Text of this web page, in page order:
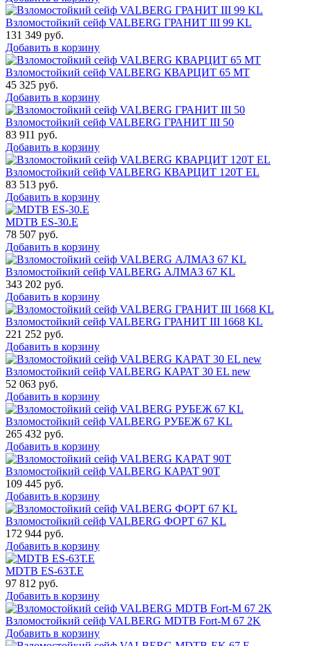
Взломостойкий сейф VALBERG ГРАНИТ III 99 KL
131 349 руб.
Добавить в корзину
Взломостойкий сейф VALBERG КВАРЦИТ 65 МТ
45 325 руб.
Добавить в корзину
Взломостойкий сейф VALBERG ГРАНИТ III 50
83 911 руб.
Добавить в корзину
Взломостойкий сейф VALBERG КВАРЦИТ 120Т EL
83 513 руб.
Добавить в корзину
MDTB ES-30.Е
78 507 руб.
Добавить в корзину
Взломостойкий сейф VALBERG АЛМАЗ 67 KL
343 202 руб.
Добавить в корзину
Взломостойкий сейф VALBERG ГРАНИТ III 1668 KL
221 252 руб.
Добавить в корзину
Взломостойкий сейф VALBERG КАРАТ 30 EL new
52 063 руб.
Добавить в корзину
Взломостойкий сейф VALBERG РУБЕЖ 67 KL
265 432 руб.
Добавить в корзину
Взломостойкий сейф VALBERG КАРАТ 90T
109 445 руб.
Добавить в корзину
Взломостойкий сейф VALBERG ФОРТ 67 KL
172 944 руб.
Добавить в корзину
MDTB ES-63Т.Е
97 812 руб.
Добавить в корзину
Взломостойкий сейф VALBERG MDTB Fort-M 67 2K
Добавить в корзину